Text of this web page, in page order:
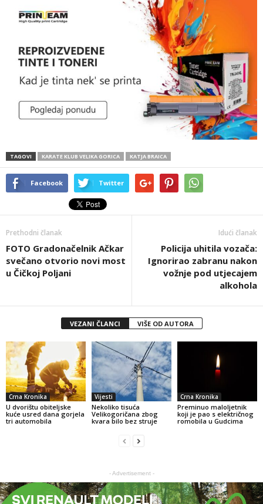
TAGOVI KARATE KLUB VELIKA GORICA KATJA BRAICA
Facebook Twitter
Prethodni članak
FOTO Gradonačelnik Ačkar
svečano otvorio novi most
u Čičkoj Poljani
Idući članak
Policija uhitila vozača:
Ignorirao zabranu nakon
vožnje pod utjecajem
alkohola
VEZANI ČLANCI VIŠE OD AUTORA
Crna Kronika
U dvorištu obiteljske
kuće usred dana gorjela
tri automobila
Vijesti
Nekoliko tisuća
Velikogoričana zbog
kvara bilo bez struje
Crna Kronika
Preminuo maloljetnik
koji je pao s električnog
romobila u Gudcima
- Advertisement -